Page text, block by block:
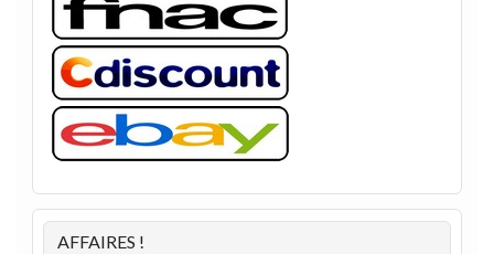
AFFAIRES !